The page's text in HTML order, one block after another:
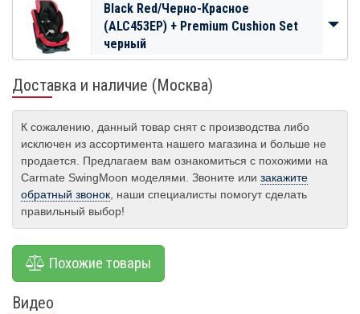
Black Red/Черно-Красное
(ALC453EP) + Premium Cushion Set
черный
Доставка и наличие (Москва)
К сожалению, данный товар снят с производства либо
исключен из ассортимента нашего магазина и больше не
продается. Предлагаем вам ознакомиться с похожими на
Carmate SwingMoon моделями. Звоните или закажите
обратный звонок, наши специалисты помогут сделать
правильный выбор!
Похожие товары
Видео